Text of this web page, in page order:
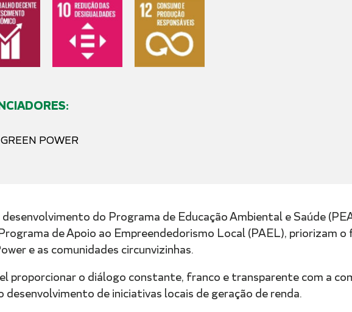
POWER
do Programa de Educação Ambiental e Saúde
de Apoio ao Empreendedorismo Local (PAEL), priorizam o
e as comunidades circunvizinhas.
proporcionar o diálogo constante, franco e transparente com a
de iniciativas locais de geração de renda.